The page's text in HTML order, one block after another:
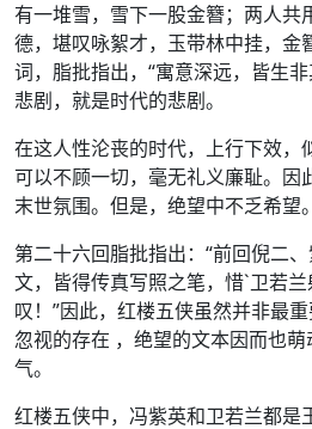
有一堆雪，雪下一股金簪；两人共
德，堪叹咏絮才，玉带林中挂，金
词，脂批指出，“寓意深远，皆生
悲剧，就是时代的悲剧。
在这人性沦丧的时代，上行下效，
可以不顾一切，毫无礼义廉耻。因
末世氛围。但是，绝望中不乏希望。
第二十六回脂批指出：“前回倪二
文，皆得传真写照之笔，惜`卫若
叹！”因此，红楼五侠虽然并非最
忽视的存在 ，绝望的文本因而也
气。
红楼五侠中，冯紫英和卫若兰都是